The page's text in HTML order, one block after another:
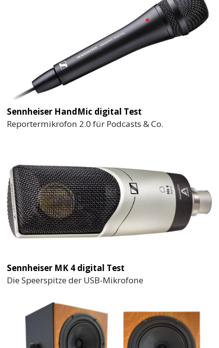
Sennheiser HandMic digital Test
Reportermikrofon 2.0 für Podcasts & Co.
Sennheiser MK 4 digital Test
Die Speerspitze der USB-Mikrofone